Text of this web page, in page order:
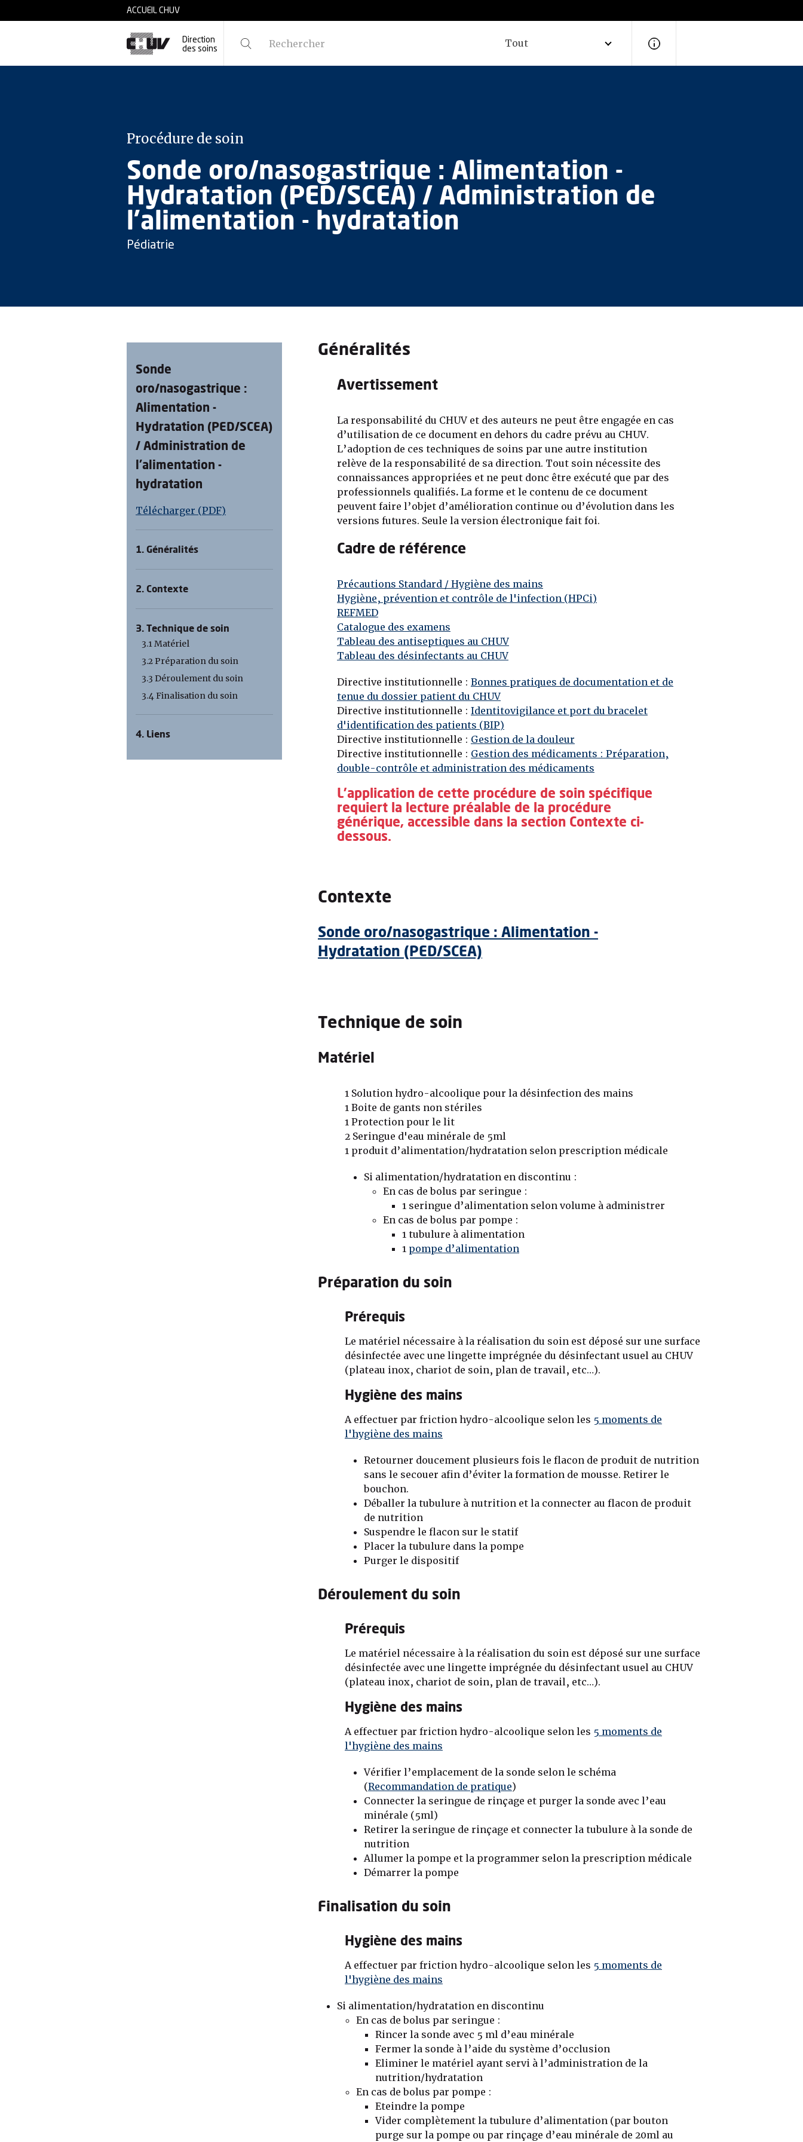
ACCUEIL CHUV
Direction
des soins
Tout
Procédure de soin
Sonde oro/nasogastrique : Alimentation -
Hydratation (PED/SCEA) / Administration de
l’alimentation - hydratation
Pédiatrie
Sonde
oro/nasogastrique :
Alimentation -
Hydratation (PED/SCEA)
/ Administration de
l’alimentation -
hydratation
Télécharger (PDF)
1. Généralités
2. Contexte
3. Technique de soin
3.1 Matériel
3.2 Préparation du soin
3.3 Déroulement du soin
3.4 Finalisation du soin
4. Liens
Généralités
Avertissement
La responsabilité du CHUV et des auteurs ne peut être engagée en cas
d’utilisation de ce document en dehors du cadre prévu au CHUV.
L’adoption de ces techniques de soins par une autre institution
relève de la responsabilité de sa direction. Tout soin nécessite des
connaissances appropriées et ne peut donc être exécuté que par des
professionnels qualifiés. La forme et le contenu de ce document
peuvent faire l’objet d’amélioration continue ou d’évolution dans les
versions futures. Seule la version électronique fait foi.
Cadre de référence
Précautions Standard / Hygiène des mains
Hygiène, prévention et contrôle de l'infection (HPCi)
REFMED
Catalogue des examens
Tableau des antiseptiques au CHUV
Tableau des désinfectants au CHUV
Directive institutionnelle : Bonnes pratiques de documentation et de
tenue du dossier patient du CHUV
Directive institutionnelle : Identitovigilance et port du bracelet
d'identification des patients (BIP)
Directive institutionnelle : Gestion de la douleur
Directive institutionnelle : Gestion des médicaments : Préparation,
double-contrôle et administration des médicaments
L'application de cette procédure de soin spécifique
requiert la lecture préalable de la procédure
générique, accessible dans la section Contexte ci-
dessous.
Contexte
Sonde oro/nasogastrique : Alimentation -
Hydratation (PED/SCEA)
Technique de soin
Matériel
1 Solution hydro-alcoolique pour la désinfection des mains
1 Boite de gants non stériles
1 Protection pour le lit
2 Seringue d'eau minérale de 5ml
1 produit d’alimentation/hydratation selon prescription médicale
Si alimentation/hydratation en discontinu :
En cas de bolus par seringue :
1 seringue d’alimentation selon volume à administrer
En cas de bolus par pompe :
1 tubulure à alimentation
1 pompe d’alimentation
Préparation du soin
Prérequis
Le matériel nécessaire à la réalisation du soin est déposé sur une surface
désinfectée avec une lingette imprégnée du désinfectant usuel au CHUV
(plateau inox, chariot de soin, plan de travail, etc…).
Hygiène des mains
A effectuer par friction hydro-alcoolique selon les 5 moments de
l'hygiène des mains
Retourner doucement plusieurs fois le flacon de produit de nutrition
sans le secouer afin d’éviter la formation de mousse. Retirer le
bouchon.
Déballer la tubulure à nutrition et la connecter au flacon de produit
de nutrition
Suspendre le flacon sur le statif
Placer la tubulure dans la pompe
Purger le dispositif
Déroulement du soin
Prérequis
Le matériel nécessaire à la réalisation du soin est déposé sur une surface
désinfectée avec une lingette imprégnée du désinfectant usuel au CHUV
(plateau inox, chariot de soin, plan de travail, etc…).
Hygiène des mains
A effectuer par friction hydro-alcoolique selon les 5 moments de
l'hygiène des mains
Vérifier l’emplacement de la sonde selon le schéma
(Recommandation de pratique)
Connecter la seringue de rinçage et purger la sonde avec l’eau
minérale (5ml)
Retirer la seringue de rinçage et connecter la tubulure à la sonde de
nutrition
Allumer la pompe et la programmer selon la prescription médicale
Démarrer la pompe
Finalisation du soin
Hygiène des mains
A effectuer par friction hydro-alcoolique selon les 5 moments de
l'hygiène des mains
Si alimentation/hydratation en discontinu
En cas de bolus par seringue :
Rincer la sonde avec 5 ml d’eau minérale
Fermer la sonde à l’aide du système d’occlusion
Eliminer le matériel ayant servi à l’administration de la
nutrition/hydratation
En cas de bolus par pompe :
Eteindre la pompe
Vider complètement la tubulure d’alimentation (par bouton
purge sur la pompe ou par rinçage d’eau minérale de 20ml au